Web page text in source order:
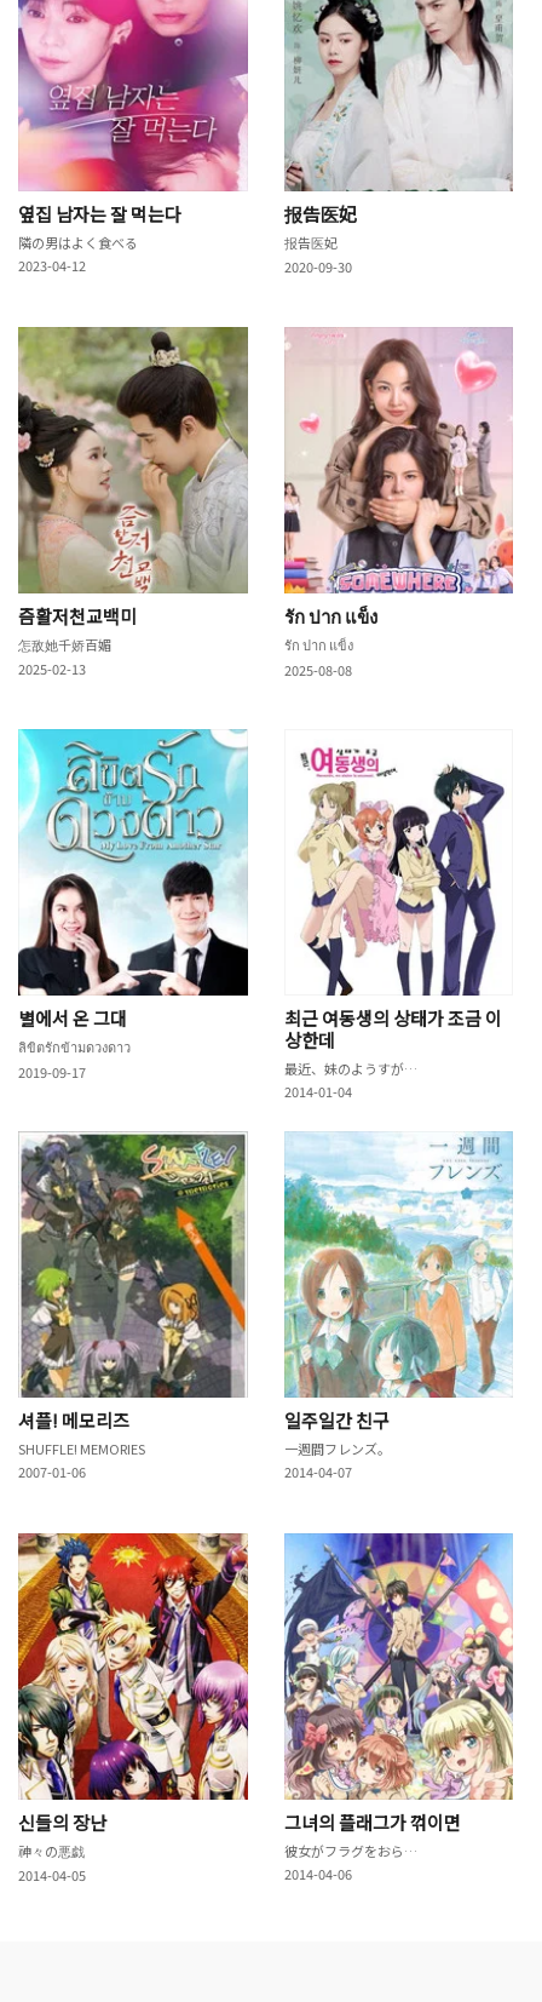
옆집 남자는 잘 먹는다
隣の男はよく食べる
2023-04-12
报告医妃
报告医妃
2020-09-30
즘활저천교백미
怎敌她千娇百媚
2025-02-13
รัก ปาก แข็ง
รัก ปาก แข็ง
2025-08-08
별에서 온 그대
ลิขิตรักข้ามดวงดาว
2019-09-17
최근 여동생의 상태가 조금 이
상한데
最近、妹のようすがちょっとおかしいんだが。
2014-01-04
셔플! 메모리즈
SHUFFLE! MEMORIES
2007-01-06
일주일간 친구
一週間フレンズ。
2014-04-07
신들의 장난
神々の悪戯
2014-04-05
그녀의 플래그가 꺾이면
彼女がフラグをおられたら
2014-04-06